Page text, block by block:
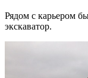
Рядом с карьером
экскаватор.